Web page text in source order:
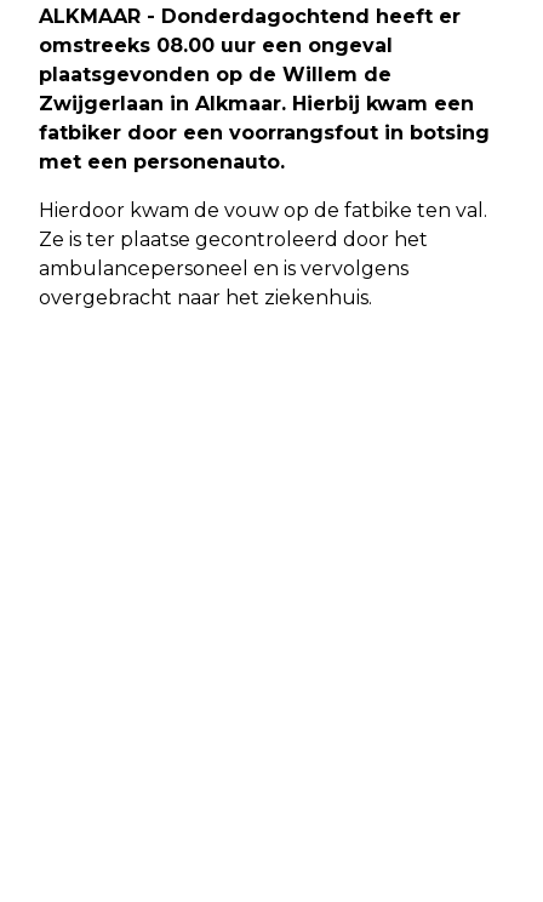
ALKMAAR - Donderdagochtend heeft er
omstreeks 08.00 uur een ongeval
plaatsgevonden op de Willem de
Zwijgerlaan in Alkmaar. Hierbij kwam een
fatbiker door een voorrangsfout in botsing
met een personenauto.
Hierdoor kwam de vouw op de fatbike ten val.
Ze is ter plaatse gecontroleerd door het
ambulancepersoneel en is vervolgens
overgebracht naar het ziekenhuis.